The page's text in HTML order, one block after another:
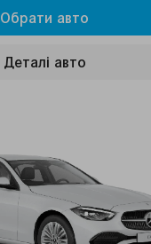
Обрати авто
Деталi авто